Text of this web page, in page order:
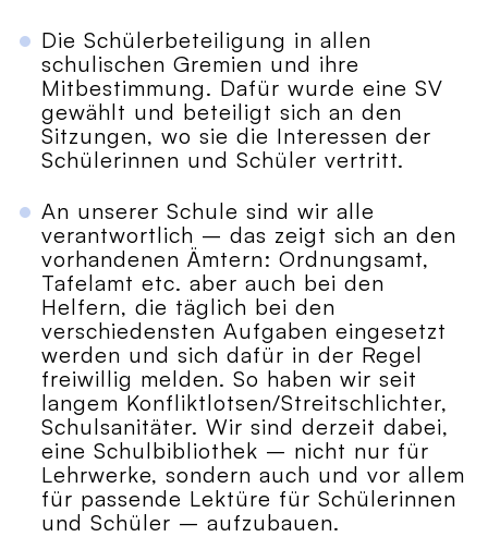
Die Schülerbeteiligung in allen
schulischen Gremien und ihre
Mitbestimmung. Dafür wurde eine SV
gewählt und beteiligt sich an den
Sitzungen, wo sie die Interessen der
Schülerinnen und Schüler vertritt.
An unserer Schule sind wir alle
verantwortlich – das zeigt sich an den
vorhandenen Ämtern: Ordnungsamt,
Tafelamt etc. aber auch bei den
Helfern, die täglich bei den
verschiedensten Aufgaben eingesetzt
werden und sich dafür in der Regel
freiwillig melden. So haben wir seit
langem Konfliktlotsen/Streitschlichter,
Schulsanitäter. Wir sind derzeit dabei,
eine Schulbibliothek – nicht nur für
Lehrwerke, sondern auch und vor allem
für passende Lektüre für Schülerinnen
und Schüler – aufzubauen.